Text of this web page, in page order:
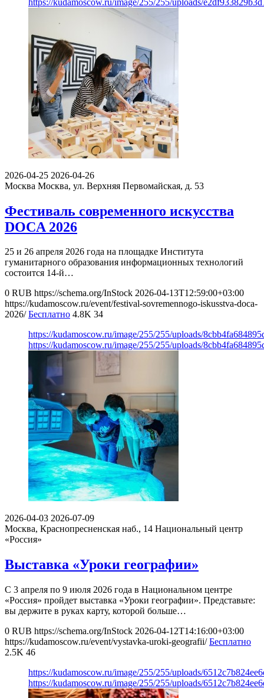
2026-04-25 2026-04-26
Москва Москва, ул. Верхняя Первомайская, д. 53
Фестиваль современного искусства
DOCA 2026
25 и 26 апреля 2026 года на площадке Института
гуманитарного образования информационных технологий
состоится 14-й…
0 RUB https://schema.org/InStock 2026-04-13T12:59:00+03:00
https://kudamoscow.ru/event/festival-sovremennogo-iskusstva-doca-
2026/ Бесплатно 4.8K 34
https://kudamoscow.ru/image/255/255/uploads/
https://kudamoscow.ru/image/255/255/uploads/
2026-04-03 2026-07-09
Москва, Краснопресненская наб., 14 Национальный центр
«Россия»
Выставка «Уроки географии»
С 3 апреля по 9 июля 2026 года в Национальном центре
«Россия» пройдет выставка «Уроки географии». Представьте:
вы держите в руках карту, которой больше…
0 RUB https://schema.org/InStock 2026-04-12T14:16:00+03:00
https://kudamoscow.ru/event/vystavka-uroki-geografii/ Бесплатно
2.5K 46
https://kudamoscow.ru/image/255/255/uploads/
https://kudamoscow.ru/image/255/255/uploads/